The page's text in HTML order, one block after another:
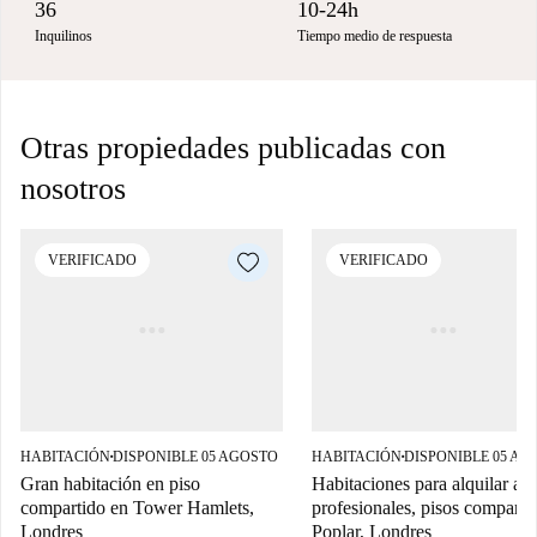
36
Inquilinos
10-24h
Tiempo medio de respuesta
Otras propiedades publicadas con
nosotros
VERIFICADO
HABITACIÓN■DISPONIBLE 05 AGOSTO
Gran habitación en piso
compartido en Tower Hamlets,
Londres
VERIFICADO
HABITACIÓN■DISPONIBLE 05
Habitaciones para alquilar a
profesionales, pisos
Poplar, Londres